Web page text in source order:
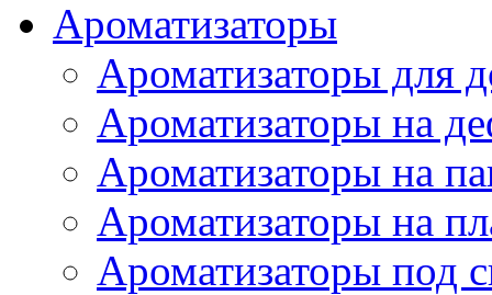
Ароматизаторы
Ароматизаторы для
Ароматизаторы на
Ароматизаторы на
Ароматизаторы на
Ароматизаторы под